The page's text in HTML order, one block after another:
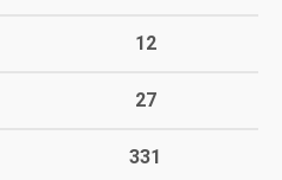
12
27
331